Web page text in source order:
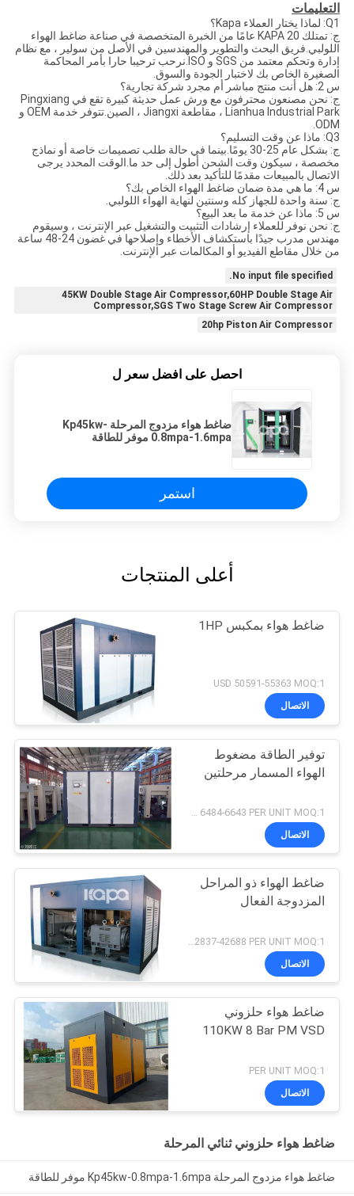
التعليمات
Q1: لماذا يختار العملاء Kapa؟
ج: تمتلك KAPA 20 عامًا من الخبرة المتخصصة في صناعة ضاغط الهواء
اللولبي.فريق البحث والتطوير والمهندسين في الأصل من سولير ، مع نظام
إدارة وتحكم معتمد من SGS و ISO.نرحب ترحيبا حارا بأمر المحاكمة
الصغيرة الخاص بك لاختبار الجودة والسوق.
س 2: هل أنت منتج مباشر أم مجرد شركة تجارية؟
ج: نحن مصنعون محترفون مع ورش عمل حديثة كبيرة تقع في Pingxiang
Lianhua Industrial Park ، مقاطعة Jiangxi ، الصين.تتوفر خدمة OEM و
ODM.
Q3: ماذا عن وقت التسليم؟
ج: بشكل عام 25-30 يومًا.بينما في حالة طلب تصميمات خاصة أو نماذج
مخصصة ، سيكون وقت الشحن أطول إلى حد ما.الوقت المحدد يرجى
الاتصال بالمبيعات مقدمًا للتأكيد بعد ذلك.
س 4: ما هي مدة ضمان ضاغط الهواء الخاص بك؟
ج: سنة واحدة للجهاز كله وسنتين لنهاية الهواء اللولبي.
س 5: ماذا عن خدمة ما بعد البيع؟
ج: نحن نوفر للعملاء إرشادات التثبيت والتشغيل عبر الإنترنت ، وسيقوم
مهندس مدرب جيدًا باستكشاف الأخطاء وإصلاحها في غضون 24-48 ساعة
من خلال مقاطع الفيديو أو المكالمات عبر الإنترنت.
No input file specified.
45KW Double Stage Air Compressor,60HP Double Stage Air
Compressor,SGS Two Stage Screw Air Compressor
20hp Piston Air Compressor
احصل على افضل سعر ل
ضاغط هواء مزدوج المرحلة Kp45kw-
0.8mpa-1.6mpa موفر للطاقة
استمر
أعلى المنتجات
ضاغط هواء بمكبس 1HP
USD 50591-55363 MOQ:1
الاتصال
توفير الطاقة مضغوط
الهواء المسمار مرحلتين
USD 6484-6643 PER UNIT MOQ:1
الاتصال
ضاغط الهواء ذو المراحل
المزدوجة الفعال
USD 32837-42688 PER UNIT MOQ:1
الاتصال
ضاغط هواء حلزوني
110KW 8 Bar PM VSD
PER UNIT MOQ:1
الاتصال
ضاغط هواء حلزوني ثنائي المرحلة
ضاغط هواء مزدوج المرحلة Kp45kw-0.8mpa-1.6mpa موفر للطاقة